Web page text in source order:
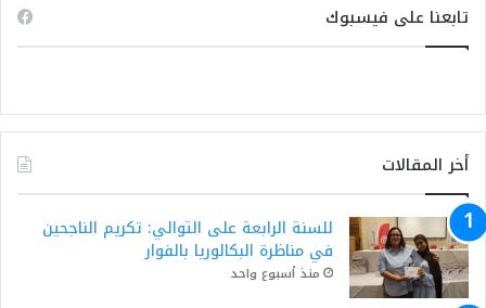
تابعنا على فيسبوك
أخر المقالات
للسنة الرابعة على التوالي: تكريم الناجحين
في مناظرة البكالوريا بالفوار
منذ أسبوع واحد